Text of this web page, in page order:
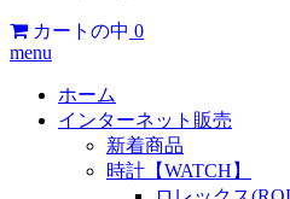
カートの中 0
menu
ホーム
インターネット販売
新着商品
時計【WATCH】